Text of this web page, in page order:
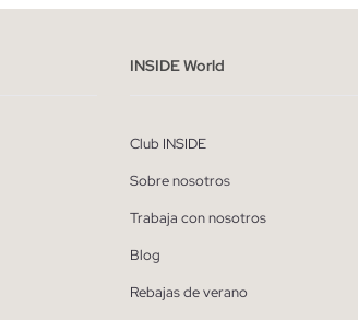
cancelar la suscripción en cualquier momento.
INSIDE World
Club INSIDE
Sobre nosotros
Trabaja con nosotros
Blog
Rebajas de verano